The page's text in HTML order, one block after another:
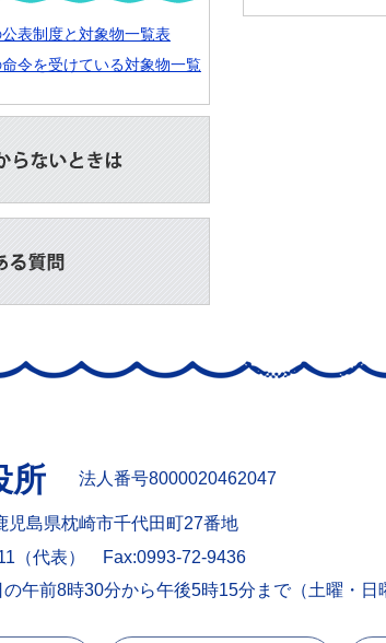
表制度と対象物一覧表
令を受けている対象物一覧
所 法人番号8000020462047
島県枕崎市千代田町27番地
（代表）
Fax:0993-72-9436
午前8時30分から午後5時15分まで（土曜・日